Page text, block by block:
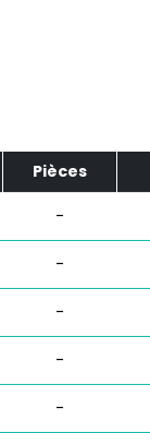
Pièces
-
-
-
-
-